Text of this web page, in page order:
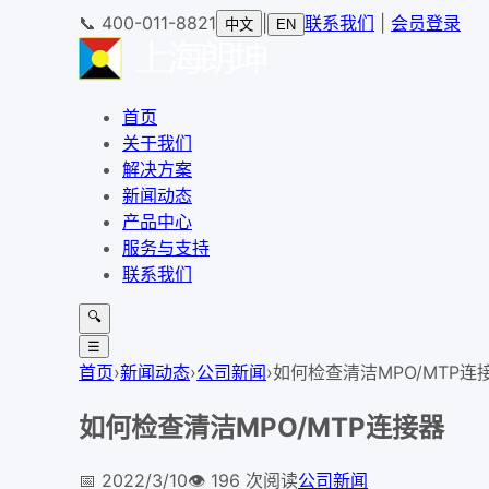
📞 400-011-8821 中文 EN 联系我们 会员登录
首页
关于我们
解决方案
新闻动态
产品中心
服务与支持
联系我们
🔍
☰
首页›新闻动态›公司新闻›如何检查清洁MPO/MTP连
如何检查清洁MPO/MTP连接器
📅 2022/3/10👁️ 196 次阅读公司新闻